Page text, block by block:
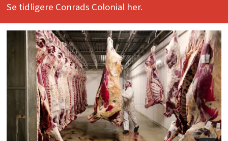
Se tidligere Conrads Colonial her.